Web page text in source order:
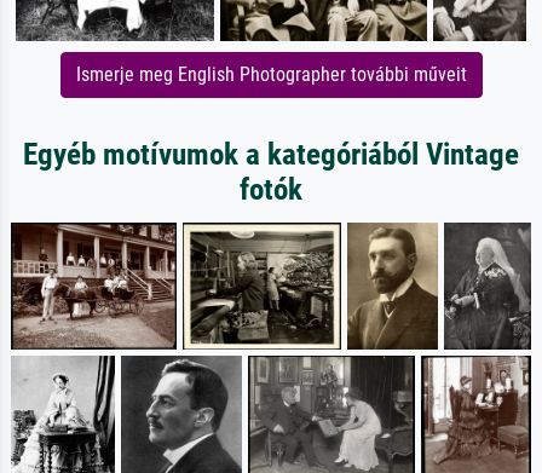
Ismerje meg English Photographer további műveit
Egyéb motívumok a kategóriából Vintage
fotók